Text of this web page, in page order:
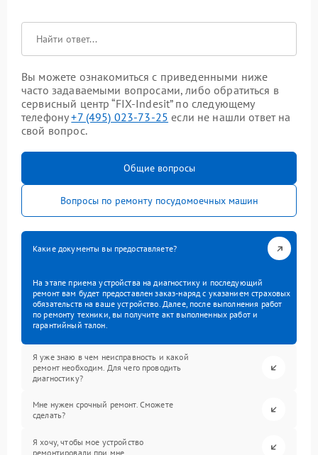
Вы можете ознакомиться с приведенными ниже
часто задаваемыми вопросами, либо обратиться в
сервисный центр “FIX-Indesit” по следующему
телефону+7 (495) 023-73-25 если не нашли ответ на
свой вопрос.
Общие вопросы
Вопросы по ремонту посудомоечных машин
Какие документы вы предоставляете?
На этапе приема устройства на диагностику и последующий
ремонт вам будет предоставлен заказ-наряд с указанием страховых
обязательств на ваше устройство. Далее, после выполнения работ
по ремонту техники, вы получите акт выполненных работ и
гарантийный талон.
Я уже знаю в чем неисправность и какой
ремонт необходим. Для чего проводить
диагностику?
Мне нужен срочный ремонт. Сможете
сделать?
Я хочу, чтобы мое устройство
ремонтировали при мне.